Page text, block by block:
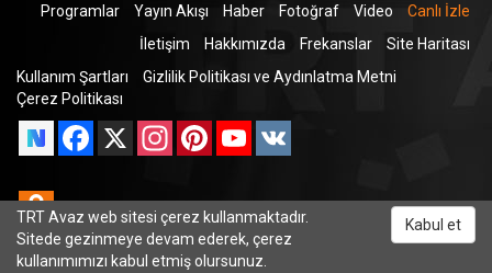
Programlar Yayın Akışı Haber Fotoğraf Video
Canlı İzle
İletişim
Hakkımızda Frekanslar
Site Haritası
Kullanım Şartları
Gizlilik Politikası ve Aydınlatma Metni
Çerez Politikası
Facebook
X InstagramPinterestYouTube
Odnoklassniki
TRT Avaz web sitesi çerez kullanmaktadır.
Sitede gezinmeye devam ederek, çerez
kullanımımızı kabul etmiş olursunuz.
Kabul et